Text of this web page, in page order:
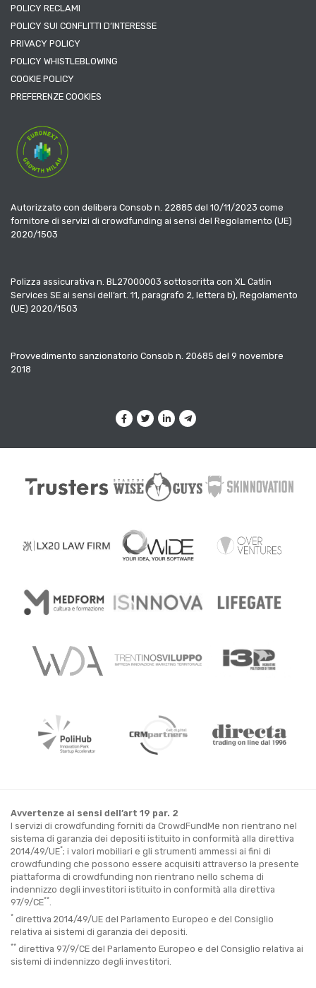
POLICY RECLAMI
POLICY SUI CONFLITTI D’INTERESSE
PRIVACY POLICY
POLICY WHISTLEBLOWING
COOKIE POLICY
PREFERENZE COOKIES
Autorizzato con delibera Consob n. 22885 del 10/11/2023 come
fornitore di servizi di crowdfunding ai sensi del Regolamento (UE)
2020/1503
Polizza assicurativa n. BL27000003 sottoscritta con XL Catlin
Services SE ai sensi dell’art. 11, paragrafo 2, lettera b), Regolamento
(UE) 2020/1503
Provvedimento sanzionatorio Consob n. 20685 del 9 novembre
2018
Avvertenze ai sensi dell’art 19 par. 2
I servizi di crowdfunding forniti da CrowdFundMe non rientrano nel
sistema di garanzia dei depositi istituito in conformità alla direttiva
2014/49/UE*; i valori mobiliari e gli strumenti ammessi ai fini di
crowdfunding che possono essere acquisiti attraverso la presente
piattaforma di crowdfunding non rientrano nello schema di
indennizzo degli investitori istituito in conformità alla direttiva
97/9/CE**
* direttiva 2014/49/UE del Parlamento Europeo e del Consiglio
relativa ai sistemi di garanzia dei depositi.
** direttiva 97/9/CE del Parlamento Europeo e del Consiglio relativa ai
sistemi di indennizzo degli investitori.